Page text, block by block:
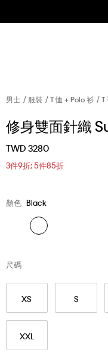
男士 服裝 T 恤 + Polo 衫 T
修身雙面針織
TWD 3280
3件9折; 5件85折
顏色 Black
XS S
XXL
尺碼